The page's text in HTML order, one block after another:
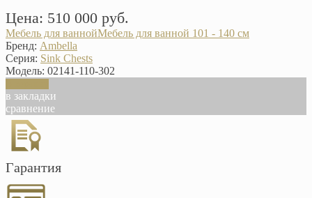
Цена: 510 000 руб.
Мебель для ваннойМебель для ванной 101 - 140 см
Бренд: Ambella
Серия: Sink Chests
Модель: 02141-110-302
в закладки
сравнение
Гарантия